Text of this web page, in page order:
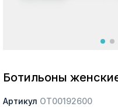
Ботильоны
Артикул ОТ00192600